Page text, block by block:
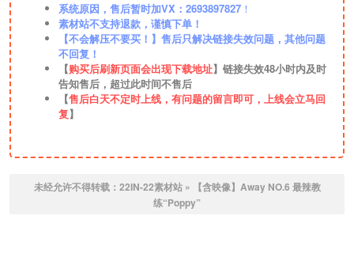
系统原因，售后暂时加VX：2693897827 ！
素材站不支持退款，谨慎下单！
【不会解压不要买！】售后只解决链接失效问题，其他问题
不回复！
【购买后刷新页面会出现下载地址】链接失效48小时内及时
告知售后，超过此时间不售后
【售后白天不定时上线，有问题的留言即可，上线会立马回
复】
未经允许不得转载： 22IN-22素材站»
【含映像】Away NO.6 最辣教
练“Poppy”